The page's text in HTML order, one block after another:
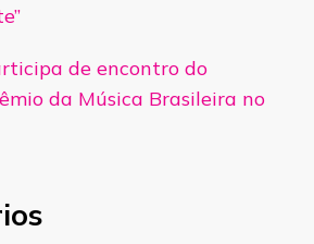
de encontro do
da Música Brasileira no